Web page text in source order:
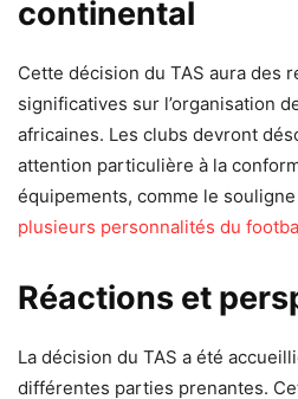
continental
Cette décision du TAS aura des
significatives sur l’organisation
africaines. Les clubs devront
attention particulière à la
équipements, comme le souligne
plusieurs personnalités du
Réactions et
La décision du TAS a été
différentes parties prenantes.